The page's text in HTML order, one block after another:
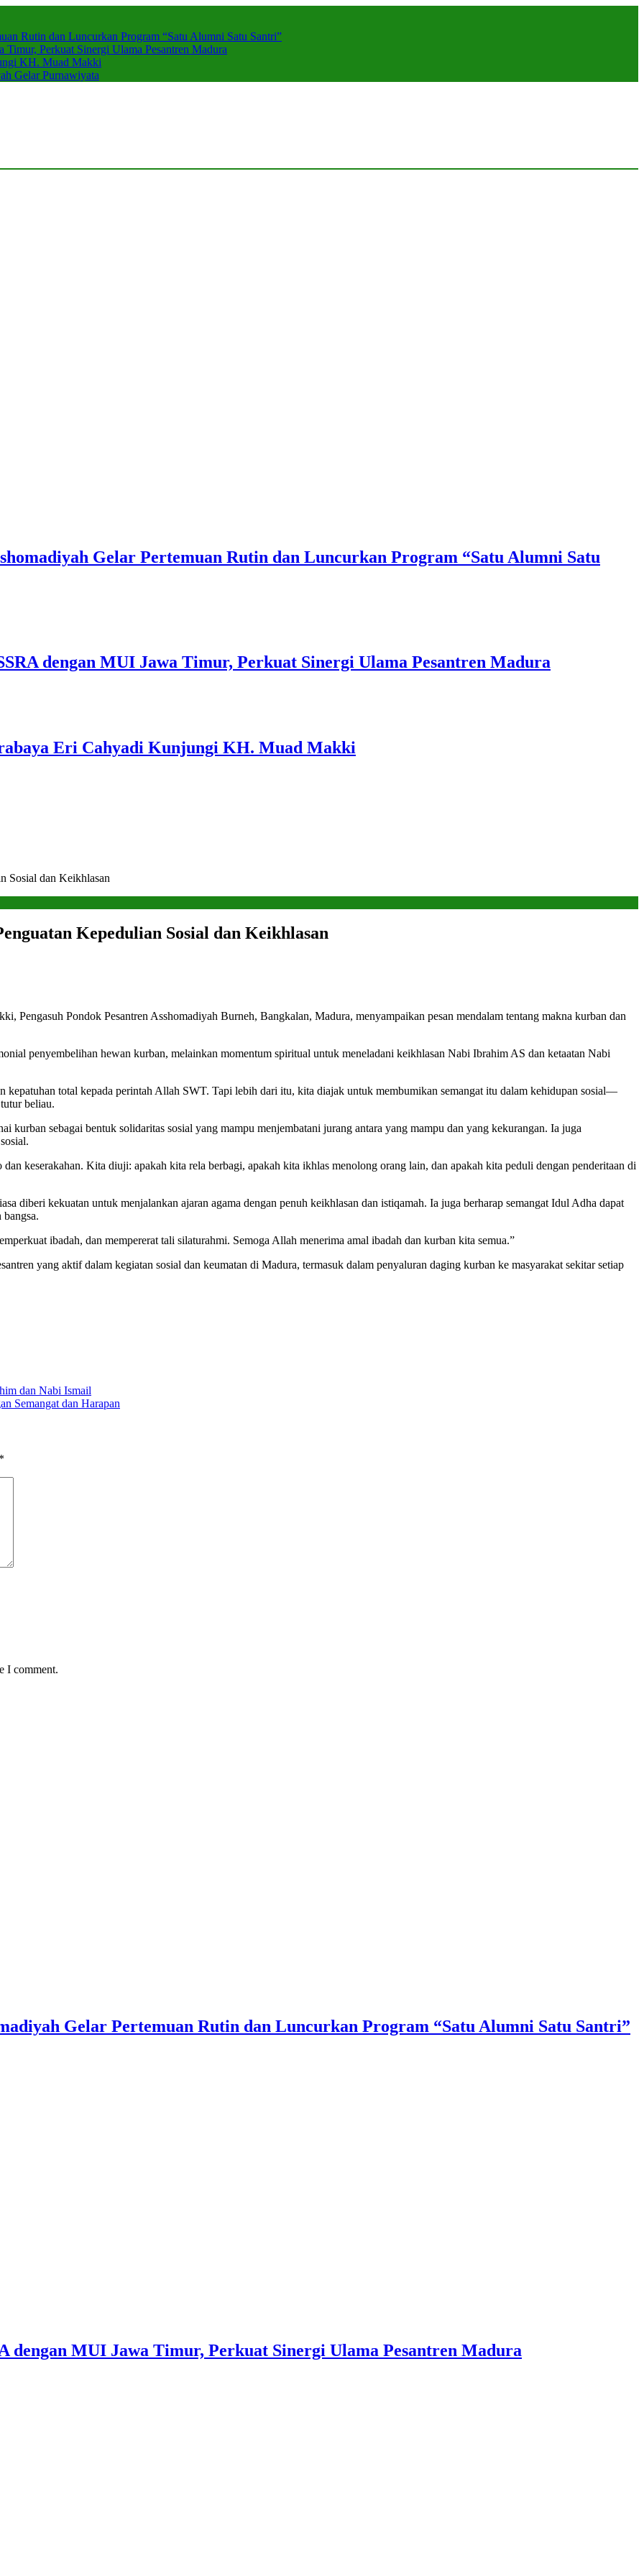
Rutin dan Luncurkan Program “Satu Alumni Satu Santri”
Perkuat Sinergi Ulama Pesantren Madura
KH. Muad Makki
Gelar Purnawiyata
Gelar Pertemuan Rutin dan Luncurkan Program “Satu Alumni Satu
dengan MUI Jawa Timur, Perkuat Sinergi Ulama Pesantren Madura
Eri Cahyadi Kunjungi KH. Muad Makki
Sosial dan Keikhlasan
Kepedulian Sosial dan Keikhlasan
Pondok Pesantren Asshomadiyah Burneh, Bangkalan, Madura, menyampaikan pesan mendalam tentang makna kurban dan
penyembelihan hewan kurban, melainkan momentum spiritual untuk meneladani keikhlasan Nabi Ibrahim AS dan ketaatan Nabi
kepatuhan total kepada perintah Allah SWT. Tapi lebih dari itu, kita diajak untuk membumikan semangat itu dalam kehidupan sosial—
beliau.
sebagai bentuk solidaritas sosial yang mampu menjembatani jurang antara yang mampu dan yang kekurangan. Ia juga
keserakahan. Kita diuji: apakah kita rela berbagi, apakah kita ikhlas menolong orang lain, dan apakah kita peduli dengan penderitaan di
diberi kekuatan untuk menjalankan ajaran agama dengan penuh keikhlasan dan istiqamah. Ia juga berharap semangat Idul Adha dapat
ibadah, dan mempererat tali silaturahmi. Semoga Allah menerima amal ibadah dan kurban kita semua.”
yang aktif dalam kegiatan sosial dan keumatan di Madura, termasuk dalam penyaluran daging kurban ke masyarakat sekitar setiap
dan Nabi Ismail
Semangat dan Harapan
*
I comment.
Gelar Pertemuan Rutin dan Luncurkan Program “Satu Alumni Satu Santri”
MUI Jawa Timur, Perkuat Sinergi Ulama Pesantren Madura